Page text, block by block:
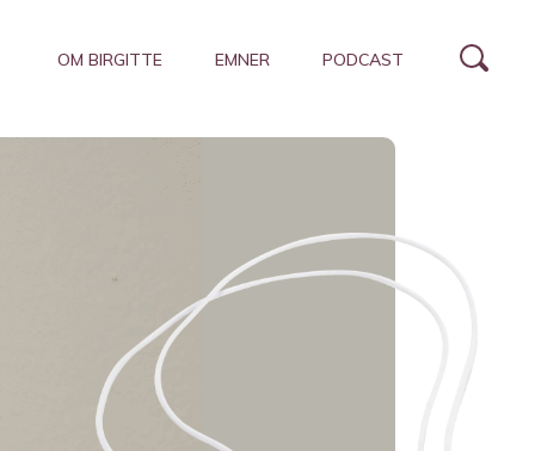
OM BIRGITTE EMNER PODCAST